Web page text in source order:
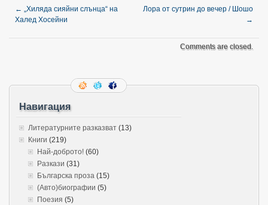
←
„Хиляда сияйни слънца“ на
Халед Хосейни
Лора от сутрин до вечер / Шошо
→
Comments are closed.
Навигация
Литературните разказват (13)
Книги (219)
Най-доброто! (60)
Разкази (31)
Българска проза (15)
(Авто)биографии (5)
Поезия (5)